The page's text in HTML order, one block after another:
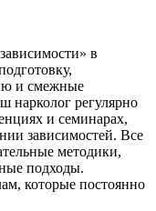
в
и смежные
регулярно
и семинарах,
зависимостей. Все
методики,
подходы.
которые постоянно